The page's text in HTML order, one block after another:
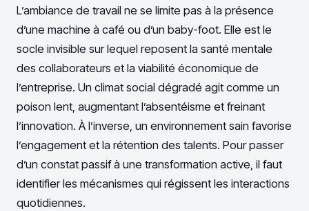
L’ambiance de travail ne se limite pas à la présence
d’une machine à café ou d’un baby-foot. Elle est le
socle invisible sur lequel reposent la santé mentale
des collaborateurs et la viabilité économique de
l’entreprise. Un climat social dégradé agit comme un
poison lent, augmentant l’absentéisme et freinant
l’innovation. À l’inverse, un environnement sain favorise
l’engagement et la rétention des talents. Pour passer
d’un constat passif à une transformation active, il faut
identifier les mécanismes qui régissent les interactions
quotidiennes.